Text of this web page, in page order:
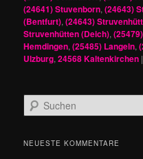
(24641) Stuvenborn,(24643)
(Bentfurt),(24643)
Struvenhütten (Deich),
Hemdingen,(25485) Langeln,
Ulzburg,24568 Kaltenkirchen
u
h
NEUESTE KOMMENTARE